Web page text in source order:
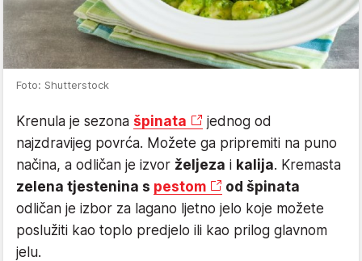
Foto: Shutterstock
Krenula je sezona špinata
jednog od
najzdravijeg povrća. Možete ga pripremiti na puno
načina, a odličan je izvor željeza i kalija. Kremasta
zelena tjestenina s pestom
od špinata
odličan je izbor za lagano ljetno jelo koje možete
poslužiti kao toplo predjelo ili kao prilog glavnom
jelu.